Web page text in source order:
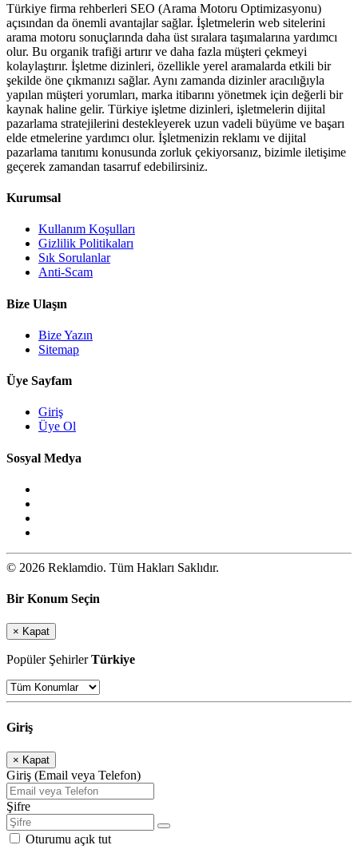
Türkiye firma rehberleri SEO (Arama Motoru Optimizasyonu)
açısından da önemli avantajlar sağlar. İşletmelerin web sitelerini
arama motoru sonuçlarında daha üst sıralara taşımalarına yardımcı
olur. Bu organik trafiği artırır ve daha fazla müşteri çekmeyi
kolaylaştırır. İşletme dizinleri, özellikle yerel aramalarda etkili bir
şekilde öne çıkmanızı sağlar. Aynı zamanda dizinler aracılığıyla
yapılan müşteri yorumları, marka itibarını yönetmek için değerli bir
kaynak haline gelir. Türkiye işletme dizinleri, işletmelerin dijital
pazarlama stratejilerini destekleyerek uzun vadeli büyüme ve başarı
elde etmelerine yardımcı olur. İşletmenizin reklamı ve dijital
pazarlama tanıtımı konusunda zorluk çekiyorsanız, bizimle iletişime
geçerek zamandan tasarruf edebilirsiniz.
Kurumsal
Kullanım Koşulları
Gizlilik Politikaları
Sık Sorulanlar
Anti-Scam
Bize Ulaşın
Bize Yazın
Sitemap
Üye Sayfam
Giriş
Üye Ol
Sosyal Medya
© 2026 Reklamdio. Tüm Hakları Saklıdır.
Bir Konum Seçin
× Kapat
Popüler ŞehirlerTürkiye
Giriş
× Kapat
Giriş (Email veya Telefon)
Şifre
Oturumu açık tut